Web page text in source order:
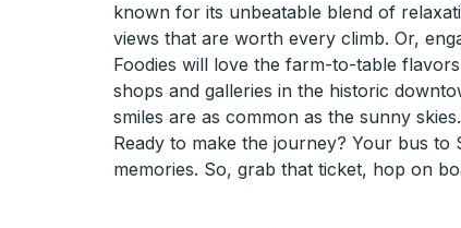
known for its unbeatable blend of
views that are worth every climb. Or,
Foodies will love the farm-to-table
shops and galleries in the historic
smiles are as common as the sunny skies.
Ready to make the journey? Your bus to
memories. So, grab that ticket, hop on